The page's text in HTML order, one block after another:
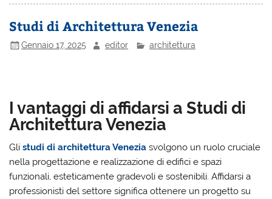
Studi di Architettura Venezia
Gennaio 17, 2025 editor architettura
I vantaggi di affidarsi a Studi di
Architettura Venezia
Glistudi di architettura Venezia svolgono un ruolo cruciale
nella progettazione e realizzazione di edifici e spazi
funzionali, esteticamente gradevoli e sostenibili. Affidarsi a
professionisti del settore significa ottenere un progetto su